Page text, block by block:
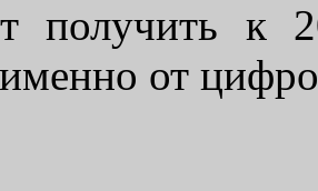
получить к
от